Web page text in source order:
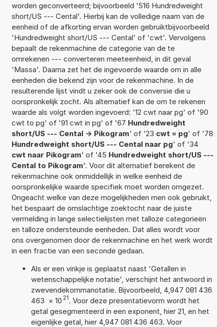
worden geconverteerd; bijvoorbeeld '516 Hundredweight
short/US --- Cental'. Hierbij kan de volledige naam van de
eenheid of de afkorting ervan worden gebruiktbijvoorbeeld
'Hundredweight short/US --- Cental' of 'cwt'. Vervolgens
bepaalt de rekenmachine de categorie van de te
omrekenen --- converteren meeteenheid, in dit geval
'Massa'. Daarna zet het de ingevoerde waarde om in alle
eenheden die bekend zijn voor de rekenmachine. In de
resulterende lijst vindt u zeker ook de conversie die u
oorspronkelijk zocht. Als alternatief kan de om te rekenen
waarde als volgt worden ingevoerd: '12 cwt naar pg' of '90
cwt to pg' of '91 cwt in pg' of '67 Hundredweight
short/US --- Cental -> Pikogram' of '23 cwt = pg' of '78
Hundredweight short/US --- Cental naar pg' of '34
cwt naar Pikogram' of '45 Hundredweight short/US ---
Cental to Pikogram'. Voor dit alternatief berekent de
rekenmachine ook onmiddellijk in welke eenheid de
oorspronkelijke waarde specifiek moet worden omgezet.
Ongeacht welke van deze mogelijkheden men ook gebruikt,
het bespaart de omslachtige zoektocht naar de juiste
vermelding in lange selectielijsten met talloze categorieën
en talloze ondersteunde eenheden. Dat alles wordt voor
ons overgenomen door de rekenmachine en het werk wordt
in een fractie van een seconde gedaan.
Als er een vinkje is geplaatst naast 'Getallen in
wetenschappelijke notatie', verschijnt het antwoord in
zwevendekommanotatie. Bijvoorbeeld, 4,947 081 436
463 × 10 21. Voor deze presentatievorm wordt het
getal gesegmenteerd in een exponent, hier 21, en het
eigenlijke getal, hier 4,947 081 436 463. Voor